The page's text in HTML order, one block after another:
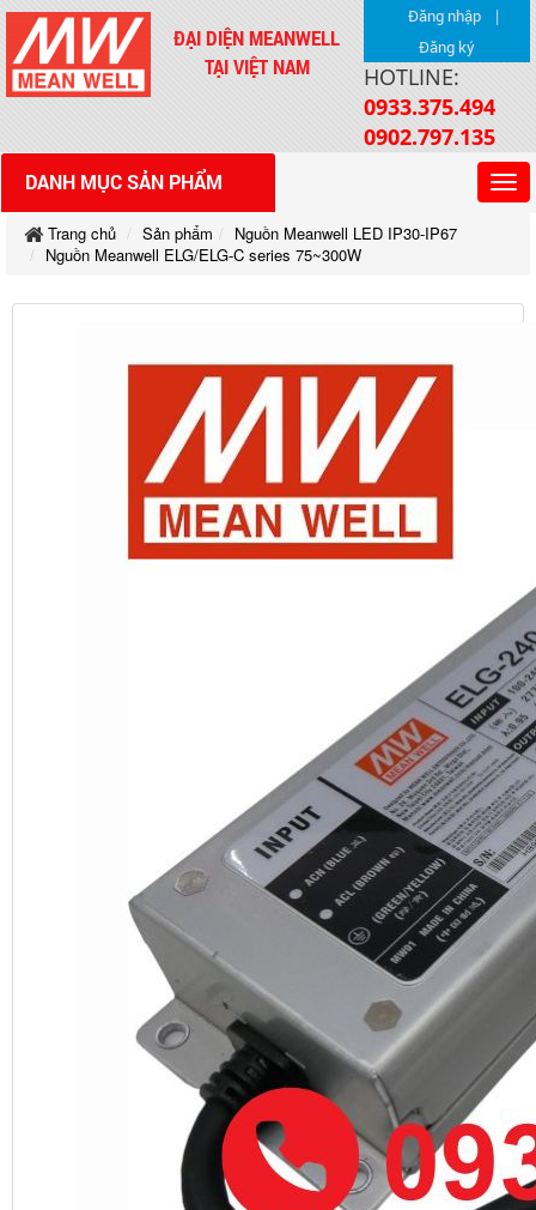
ĐẠI DIỆN MEANWELL
TẠI VIỆT NAM
Đăng nhập |
Đăng ký
HOTLINE:
0933.375.494
0902.797.135
DANH MỤC SẢN PHẨM
Trang chủ Sản phẩm
Nguồn Meanwell LED IP30-IP67
Nguồn Meanwell ELG/ELG-C series 75~300W